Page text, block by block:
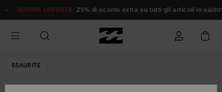
alle
prodotto
DOPPIA OFFERTA 25% di sconto extra su tutti gli articoli in saldo*
ESAURITE